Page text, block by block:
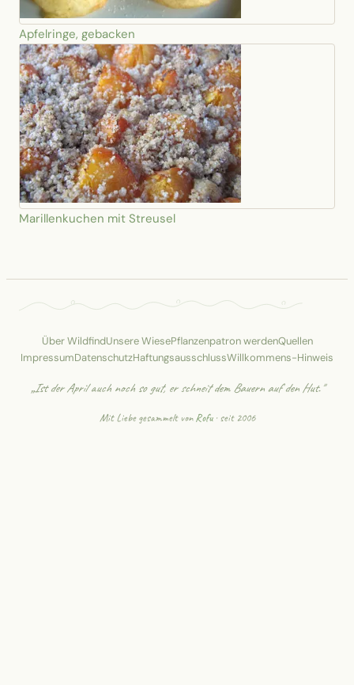
Apfelringe, gebacken
Marillenkuchen mit Streusel
Über WildfindUnsere WiesePflanzenpatron werdenQuellen
ImpressumDatenschutzHaftungsausschlussWillkommens-Hinweis
„Ist der April auch noch so gut, er schneit dem Bauern auf den Hut."
Mit Liebe gesammelt vonRofu· seit 2006